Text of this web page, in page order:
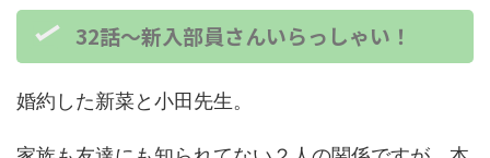
32話～新入部員さんいらっしゃい！
婚約した新菜と小田先生。